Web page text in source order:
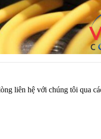
liên hệ với chúng tôi qua